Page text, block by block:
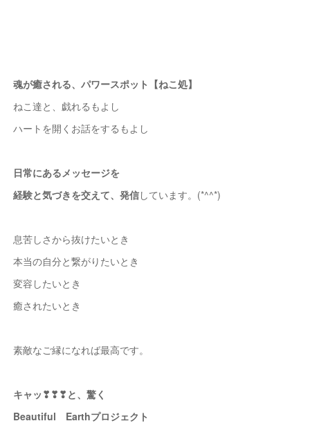
魂が癒される、パワースポット【ねこ処】
ねこ達と、戯れるもよし
ハートを開くお話をするもよし
日常にあるメッセージを
経験と気づきを交えて、発信しています。(*^^*)
息苦しさから抜けたいとき
本当の自分と繋がりたいとき
変容したいとき
癒されたいとき
素敵なご縁になれば最高です。
キャッ❣❣❣と、驚く
Beautiful Earthプロジェクト